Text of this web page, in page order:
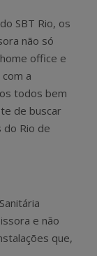
SBT Rio, os
não só
office e
a
todos bem
de buscar
do Rio de
e não
que,